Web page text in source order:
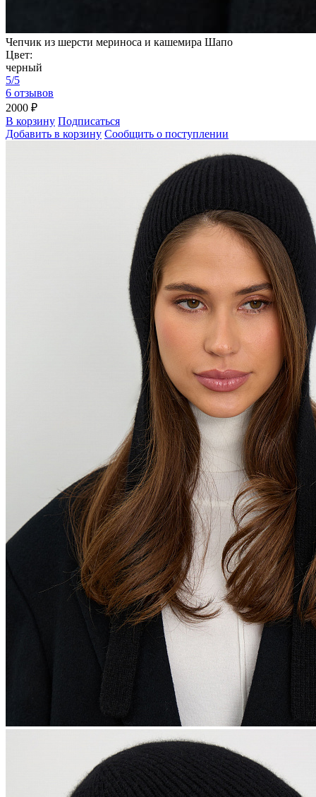
Чепчик из шерсти мериноса и кашемира Шапо
Цвет:
черный
5/5
6 отзывов
2000 ₽
В корзину Подписаться
Добавить в корзину Сообщить о поступлении